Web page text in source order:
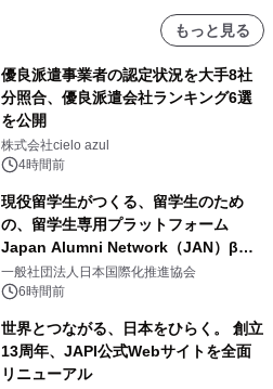
もっと見る
優良派遣事業者の認定状況を大手8社
分照合、優良派遣会社ランキング6選
を公開
株式会社cielo azul
4時間前
現役留学生がつくる、留学生のため
の、留学生専用プラットフォーム
Japan Alumni Network（JAN）β版
をリリース
一般社団法人日本国際化推進協会
6時間前
世界とつながる、日本をひらく。 創立
13周年、JAPI公式Webサイトを全面
リニューアル